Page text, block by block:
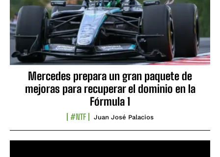
Mercedes prepara un gran paquete de
mejoras para recuperar el dominio en la
Fórmula 1
#NTF Juan José Palacios